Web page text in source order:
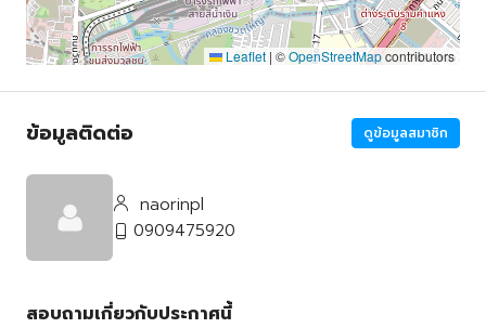
Leaflet | ©OpenStreetMapcontributors
ข้อมูลติดต่อ ดูข้อมูลสมาชิก
naorinpl
0909475920
สอบถามเกี่ยวกับประกาศนี้